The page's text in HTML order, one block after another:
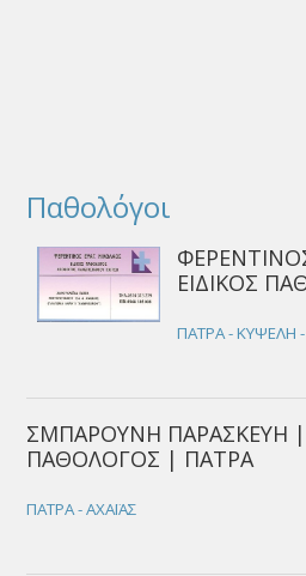
Παθολόγοι
ΕΙΔΙΚΟΣ
ΠΑΤΡΑ - ΚΥΨΕΛΗ -
ΣΜΠΑΡΟΥΝΗ ΠΑΡΑΣΚΕΥΗ |
ΠΑΘΟΛΟΓΟΣ | ΠΑΤΡΑ
ΠΑΤΡΑ - ΑΧΑΪΑΣ